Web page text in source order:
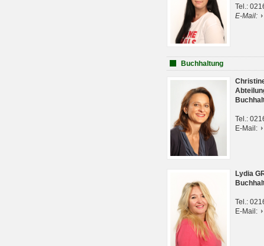
Tel.:
E-Mail:
Buchhaltung
Tel.:
E-Mail:
Lydia
Tel.:
E-Mail: